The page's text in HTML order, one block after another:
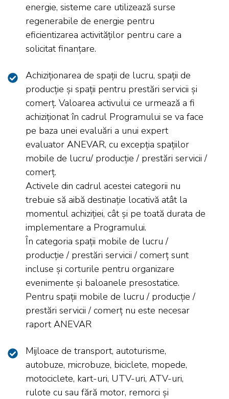
energie, sisteme care utilizează surse
regenerabile de energie pentru
eficientizarea activităților pentru care a
solicitat finanțare.
Achiziționarea de spații de lucru, spații de
producție și spații pentru prestări servicii și
comerț. Valoarea activului ce urmează a fi
achiziționat în cadrul Programului se va face
pe baza unei evaluări a unui expert
evaluator ANEVAR, cu excepția spațiilor
mobile de lucru/ producție / prestări servicii /
comerț.
Activele din cadrul acestei categorii nu
trebuie să aibă destinație locativă atât la
momentul achiziției, cât și pe toată durata de
implementare a Programului.
În categoria spații mobile de lucru /
producție / prestări servicii / comerț sunt
incluse și corturile pentru organizare
evenimente și baloanele presostatice.
Pentru spații mobile de lucru / producție /
prestări servicii / comerț nu este necesar
raport ANEVAR
Mijloace de transport, autoturisme,
autobuze, microbuze, biciclete, mopede,
motociclete, kart-uri, UTV-uri, ATV-uri,
rulote cu sau fără motor, remorci și